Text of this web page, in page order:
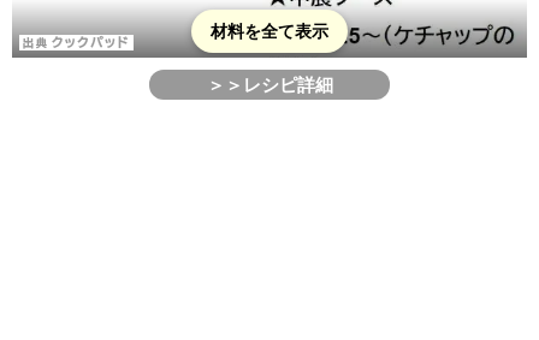
材料を全て表示
＞＞レシピ詳細